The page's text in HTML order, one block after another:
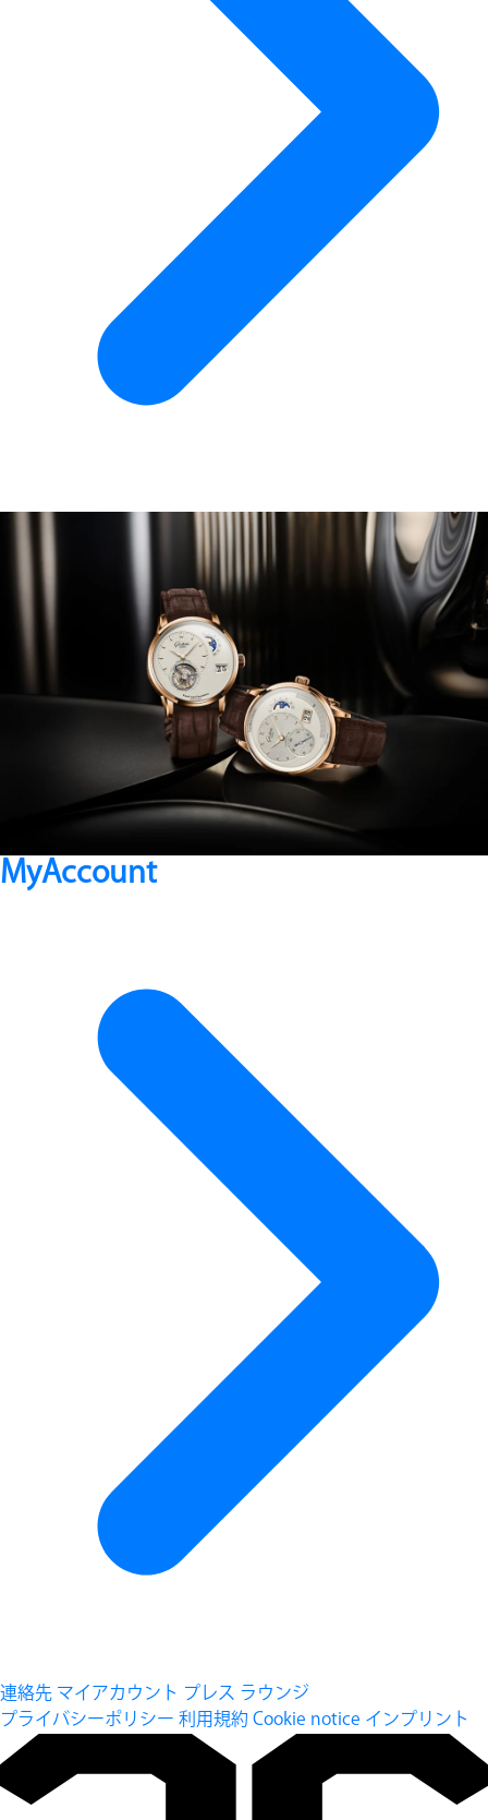
MyAccount
連絡先 マイアカウント プレス ラウンジ
プライバシーポリシー 利用規約 Cookie notice インプリント